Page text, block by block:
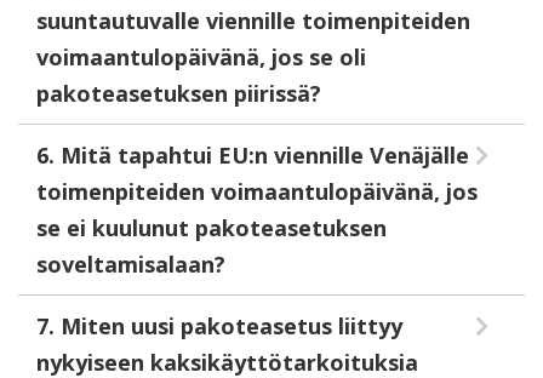
suuntautuvalle viennille toimenpiteiden
voimaantulopäivänä, jos se oli
pakoteasetuksen piirissä?
6. Mitä tapahtui EU:n viennille Venäjälle
toimenpiteiden voimaantulopäivänä, jos
se ei kuulunut pakoteasetuksen
soveltamisalaan?
7. Miten uusi pakoteasetus liittyy
nykyiseen kaksikäyttötarkoituksia